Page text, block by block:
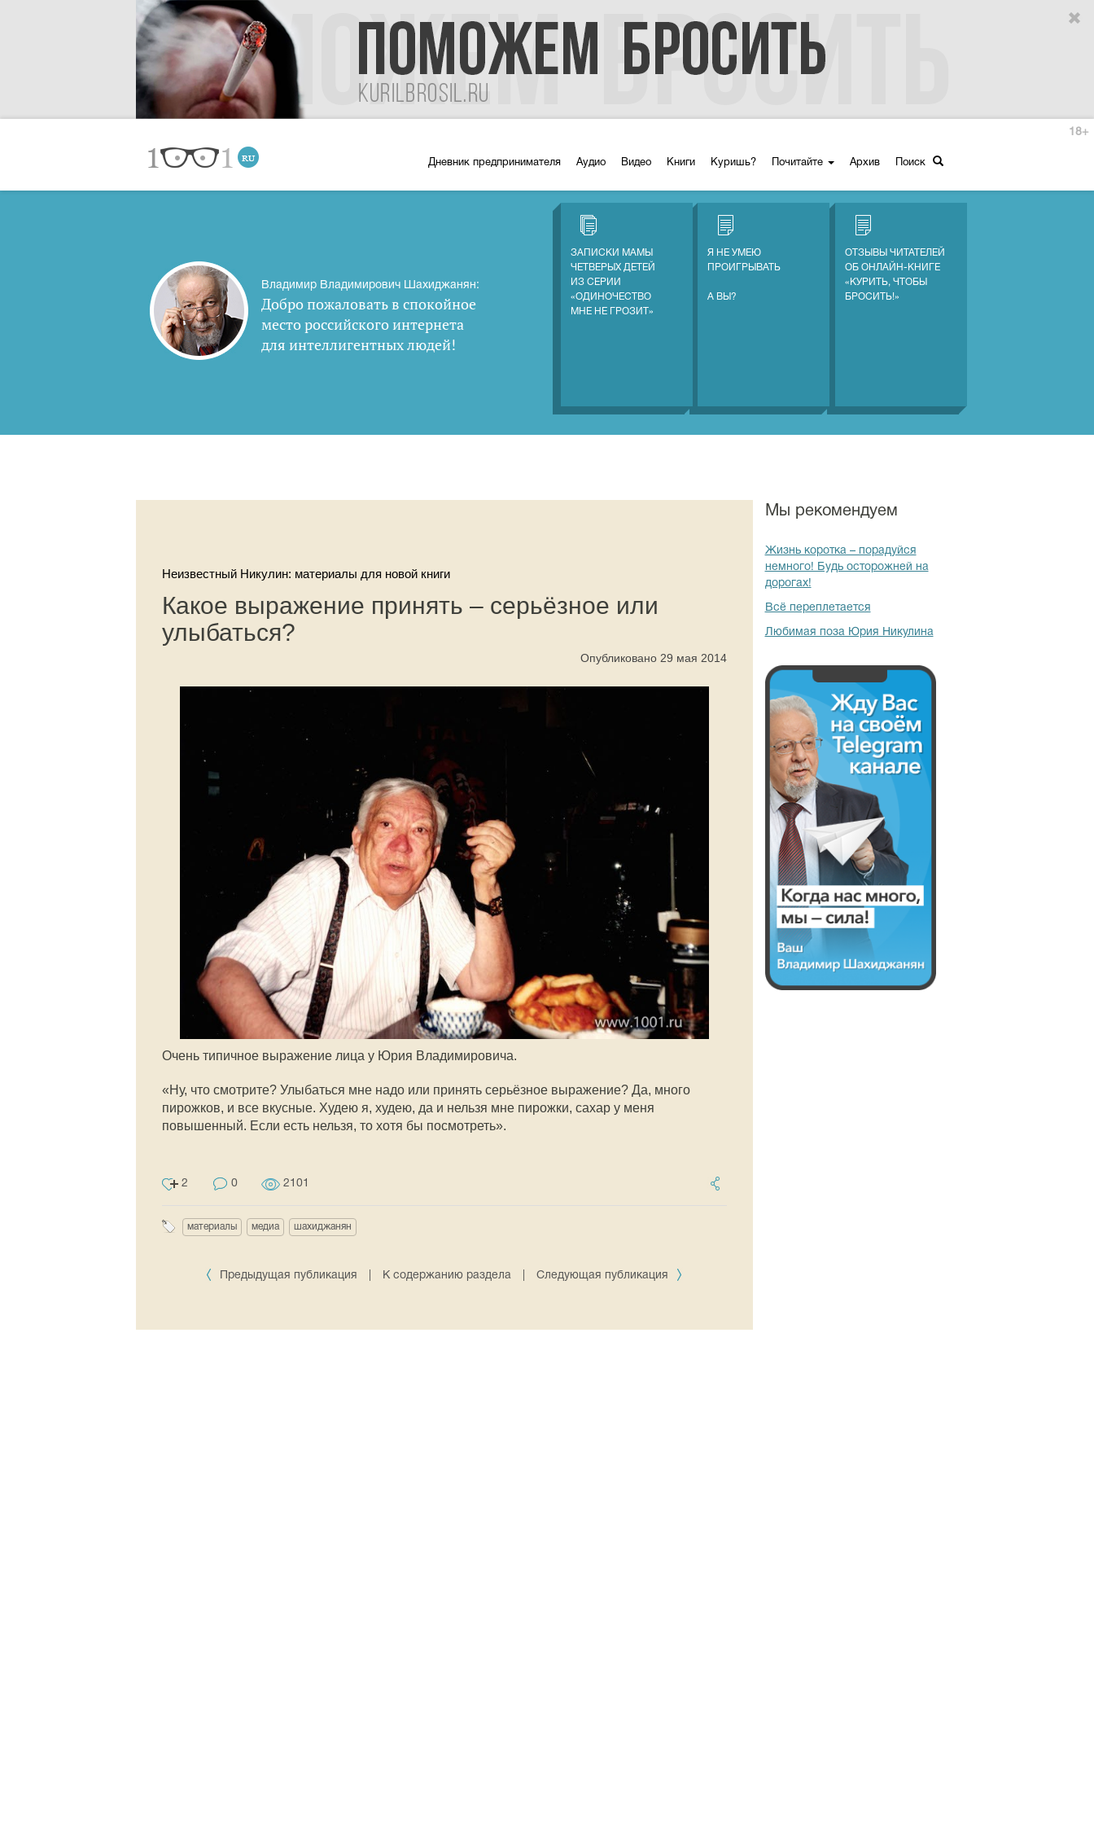
Дневник предпринимателя Аудио Видео Книги Куришь? Почитайте Архив Поиск
18+
Владимир Владимирович Шахиджанян:
Добро пожаловать в спокойное
место российского интернета
для интеллигентных людей!
ЗАПИСКИ МАМЫ
ЧЕТВЕРЫХ ДЕТЕЙ
ИЗ СЕРИИ
«ОДИНОЧЕСТВО
МНЕ НЕ ГРОЗИТ»
Я НЕ УМЕЮ
ПРОИГРЫВАТЬ
А ВЫ?
ОТЗЫВЫ ЧИТАТЕЛЕЙ
ОБ ОНЛАЙН-КНИГЕ
«КУРИТЬ, ЧТОБЫ
БРОСИТЬ!»
Неизвестный Никулин: материалы для новой книги
Какое выражение принять – серьёзное или
улыбаться?
Опубликовано 29 мая 2014
Очень типичное выражение лица у Юрия Владимировича.
«Ну, что смотрите? Улыбаться мне надо или принять серьёзное выражение? Да, много
пирожков, и все вкусные. Худею я, худею, да и нельзя мне пирожки, сахар у меня
повышенный. Если есть нельзя, то хотя бы посмотреть».
2 0 2101
материалы медиа шахиджанян
Предыдущая публикация К содержанию раздела Следующая публикация
Мы рекомендуем
Жизнь коротка – порадуйся
немного! Будь осторожней на
дорогах!
Всё переплетается
Любимая поза Юрия Никулина